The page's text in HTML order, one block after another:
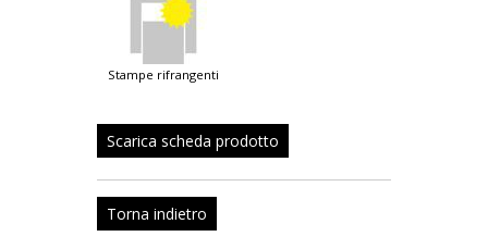
stampe rifrangenti
Scarica scheda prodotto
Torna indietro